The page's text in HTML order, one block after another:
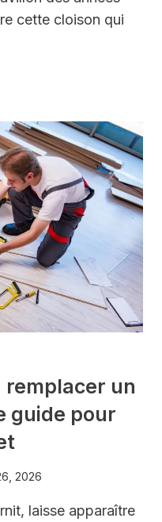
cette cloison qui
un
guide pour
2026
laisse apparaître